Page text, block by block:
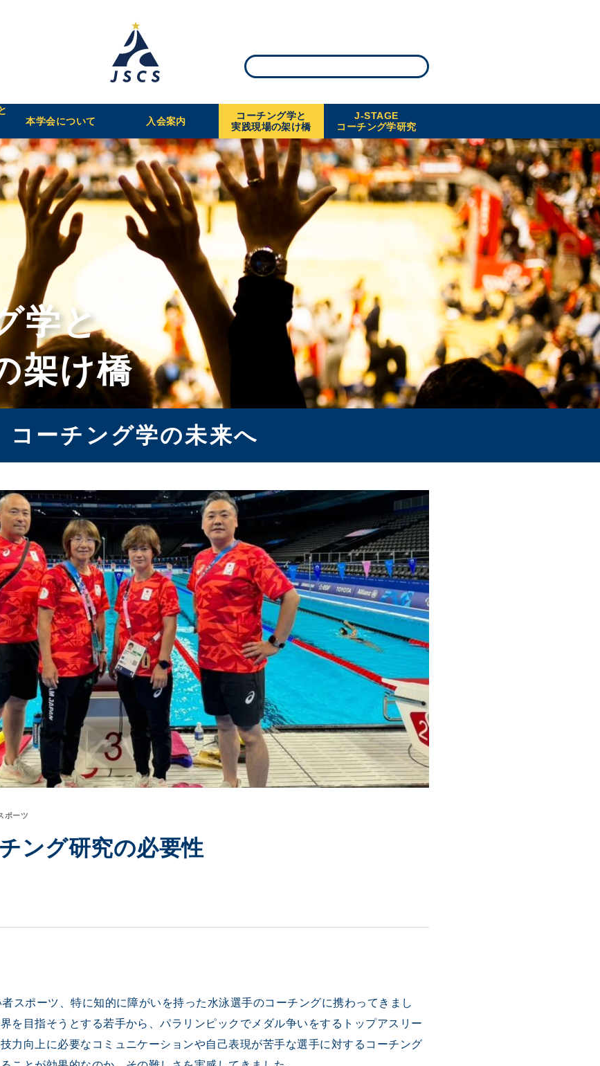
本学会について 入会案内
コーチング学と
実践現場の架け橋
J-STAGE
コーチング学研究
学と
架け橋
コーチング学の未来へ
ポーツ
ング研究の必要性
スポーツ、特に知的に障がいを持った水泳選手のコーチングに携わってきまし
を目指そうとする若手から、パラリンピックでメダル争いをするトップアスリー
力向上に必要なコミュニケーションや自己表現が苦手な選手に対するコーチング